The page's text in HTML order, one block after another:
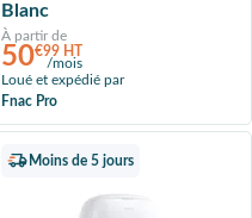
Blanc
À partir de
50€99 HT
/mois
Loué et expédié par
Fnac Pro
Moins de 5 jours